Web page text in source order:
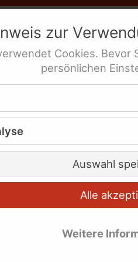
e.V.
Ver­tre­tung
Texte in Leichter
Worte.
zur
Cookies. Bevor
persönlichen
Auswahl
Alle
Weitere